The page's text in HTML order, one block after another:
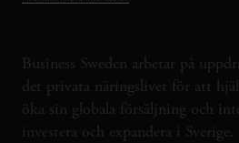
Business Sweden arbetar på
det privata näringslivet för att
öka sin globala försäljning och
investera och expandera i Sverige.